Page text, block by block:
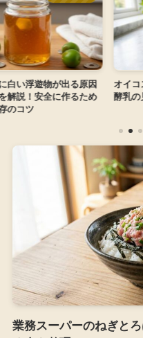
物が出る原因
全に作るため
オイコスに乳
酵乳の見方と
業務スーパーのねぎと